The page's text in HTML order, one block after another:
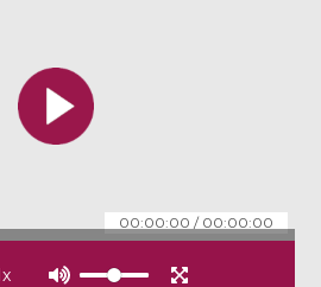
00:00:00 / 00:00:00
x